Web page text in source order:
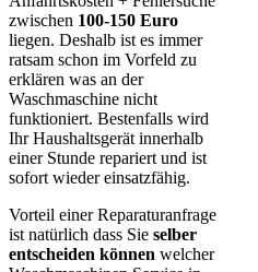
zwischen 100-150 Euro
liegen. Deshalb ist es immer
ratsam schon im Vorfeld zu
erklären was an der
Waschmaschine nicht
funktioniert. Bestenfalls wird
Ihr Haushaltsgerät innerhalb
einer Stunde repariert und ist
sofort wieder einsatzfähig.
Vorteil einer Reparaturanfrage
ist natürlich dass Sie selber
entscheiden können welcher